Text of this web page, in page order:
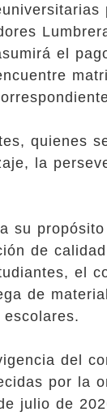
el
quienes
la
su
de
el
de
del
por la
julio de